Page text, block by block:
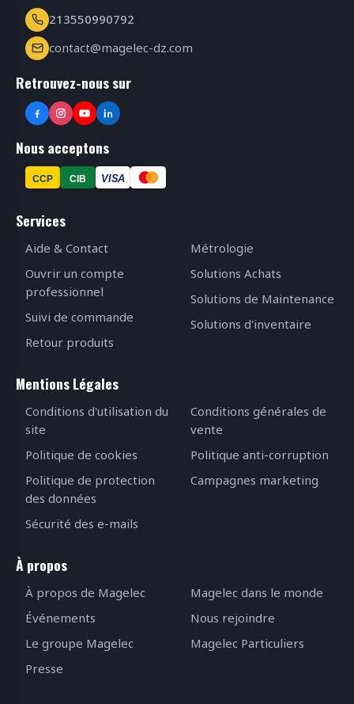
213550990792
contact@magelec-dz.com
Retrouvez-nous sur
Nous acceptons
CCP CIB VISA
Services
Aide & Contact
Ouvrir un compte
professionnel
Suivi de commande
Retour produits
Métrologie
Solutions Achats
Solutions de Maintenance
Solutions d'inventaire
Mentions Légales
Conditions d'utilisation du
site
Politique de cookies
Politique de protection
des données
Sécurité des e-mails
Conditions générales de
vente
Politique anti-corruption
Campagnes marketing
À propos
À propos de Magelec
Événements
Le groupe Magelec
Presse
Magelec dans le monde
Nous rejoindre
Magelec Particuliers